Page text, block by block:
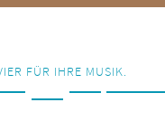
FÜR IHRE MUSIK.